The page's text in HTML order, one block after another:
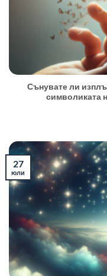
Сънувате ли
символиката
27
юли